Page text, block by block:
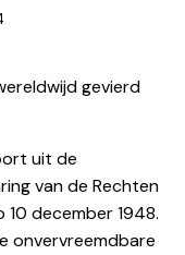
gevierd
uit de
van de Rechten
10 december 1948.
onvervreemdbare